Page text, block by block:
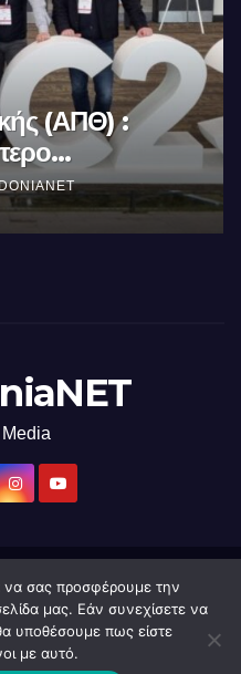
(ΑΠΘ) :
κόσμο με τη
την Υποστήριξη του WordPress
Themeansar.
να σας προσφέρουμε την
μας. Εάν συνεχίσετε να
υποθέσουμε πως είστε
με αυτό.